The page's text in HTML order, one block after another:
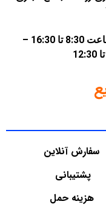
شنبه تا چهارشنبه از ساعت 8:30 تا 16:30 –
سفارش آنلاین
پشتیبانی
هزینه حمل